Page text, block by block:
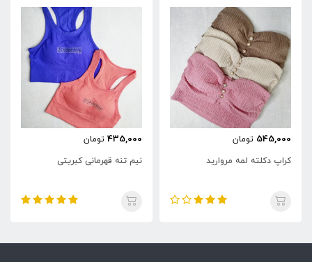
545,000 تومان
کراپ دکلته لمه مروارید
435,000 تومان
نیم تنه قهرمانی کبریتی